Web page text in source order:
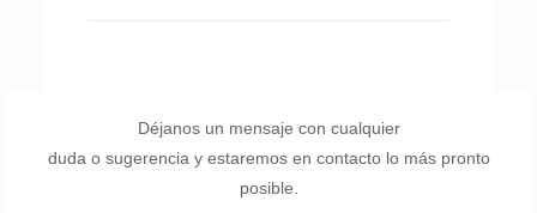
Déjanos un mensaje con cualquier
duda o sugerencia y estaremos en contacto lo más pronto
posible.